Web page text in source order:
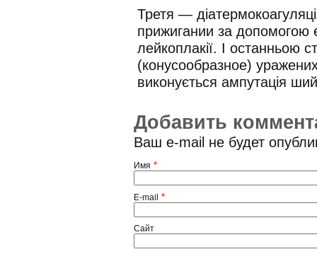
Третя —
прижигании за допомогою
лейкоплакії. І останньою
(конусообразное)
виконується ампутація
Добавить
Ваш e-mail не будет
Имя *
E-mail *
Сайт